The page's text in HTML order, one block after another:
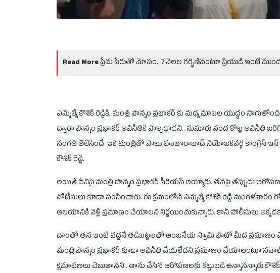
Read Moreప్రేమ పేరుతో మోసం.. 7 నెలల గర్భిణినంటూ ప్రియుడి ఇంటి
ఎమ్మెల్యే కౌశిక్ రెడ్డికి, మంత్రి పొన్నం ప్రభాకర్ కు మధ్య మాటల యుద్ధం
ద్వారా పొన్నం ప్రభాకర్ అవినీతికి పాల్పడ్డాడని.. సుమారు వంద కోట్ల అవినీతి
సంగతి తెలిసిందే. ఇక మంత్రితో పాటు హుజూరాబాద్ నియోజకవర్గ కాంగ్రెస్
కౌశిక్ రెడ్డి.
అయితే దీనిపై మంత్రి పొన్నం ప్రభాకర్ సీరియస్ అయ్యారు. తనపై తప్పుడు
నోటీసులు కూడా పంపించారు. ఈ క్రమంలోనే ఎమ్మెల్యే కౌశిక్ రెడ్డి
ఆలయానికి వెళ్లి ప్రమాణం చేయాలని నిర్ణయించుకున్నారు. కానీ పోలీసులు అక్కడకు
దాంతో తన ఇంటి వద్దనే తడిబట్టలతో ఆంజనేయ స్వామి ఫొటో మీద ప్రమాణం
మంత్రి పొన్నం ప్రభాకర్ కూడా అవినీతి చేయలేదని ప్రమాణం చేయాలంటూ సవాల్
క్షమాపణలు చెబుతానని.. తాను చేసిన ఆరోపణలకు కట్టుబడి ఉన్నానన్నారు కౌశిక్